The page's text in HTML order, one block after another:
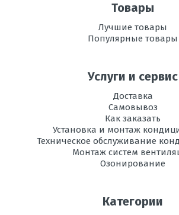
Товары
Лучшие товары
Популярные товары
Услуги и сервис
Доставка
Самовывоз
Как заказать
Установка и монтаж
Техническое обслуживание
Монтаж систем
Озонирование
Категории